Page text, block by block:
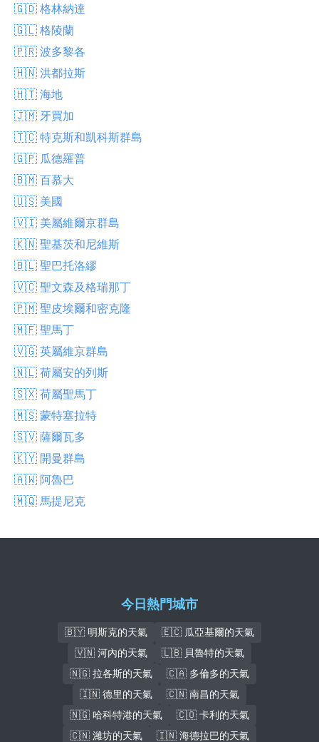
🇬🇩 格林納達
🇬🇱 格陵蘭
🇵🇷 波多黎各
🇭🇳 洪都拉斯
🇭🇹 海地
🇯🇲 牙買加
🇹🇨 特克斯和凱科斯群島
🇬🇵 瓜德羅普
🇧🇲 百慕大
🇺🇸 美國
🇻🇮 美屬維爾京群島
🇰🇳 聖基茨和尼維斯
🇧🇱 聖巴托洛繆
🇻🇨 聖文森及格瑞那丁
🇵🇲 聖皮埃爾和密克隆
🇲🇫 聖馬丁
🇻🇬 英屬維京群島
🇳🇱 荷屬安的列斯
🇸🇽 荷屬聖馬丁
🇲🇸 蒙特塞拉特
🇸🇻 薩爾瓦多
🇰🇾 開曼群島
🇦🇼 阿魯巴
🇲🇶 馬提尼克
今日熱門城市
🇧🇾 明斯克的天氣
🇪🇨 瓜亞基爾的天氣
🇻🇳 河內的天氣
🇱🇧 貝魯特的天氣
🇳🇬 拉各斯的天氣
🇨🇦 多倫多的天氣
🇮🇳 德里的天氣
🇨🇳 南昌的天氣
🇳🇬 哈科特港的天氣
🇨🇴 卡利的天氣
🇨🇳 濰坊的天氣
🇮🇳 海德拉巴的天氣